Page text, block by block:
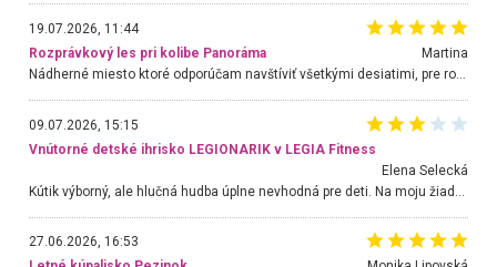
19.07.2026, 11:44
Rozprávkový les pri kolibe Panoráma
Martina
Nádherné miesto ktoré odporúčam navštíviť všetkými desiatimi, pre rodiny s deťmi, dôchodcom... Proste a jednoducho ozaj rozprávkový les.. určite ešte prídeme. Odniesli sme si na pamiatku krásne tričká,
09.07.2026, 15:15
Vnútorné detské ihrisko LEGIONARIK v LEGIA Fitness
Elena Selecká
27.06.2026, 16:53